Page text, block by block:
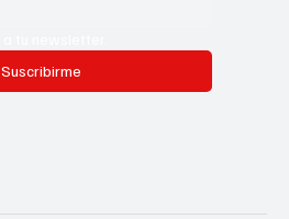
Suscribirme